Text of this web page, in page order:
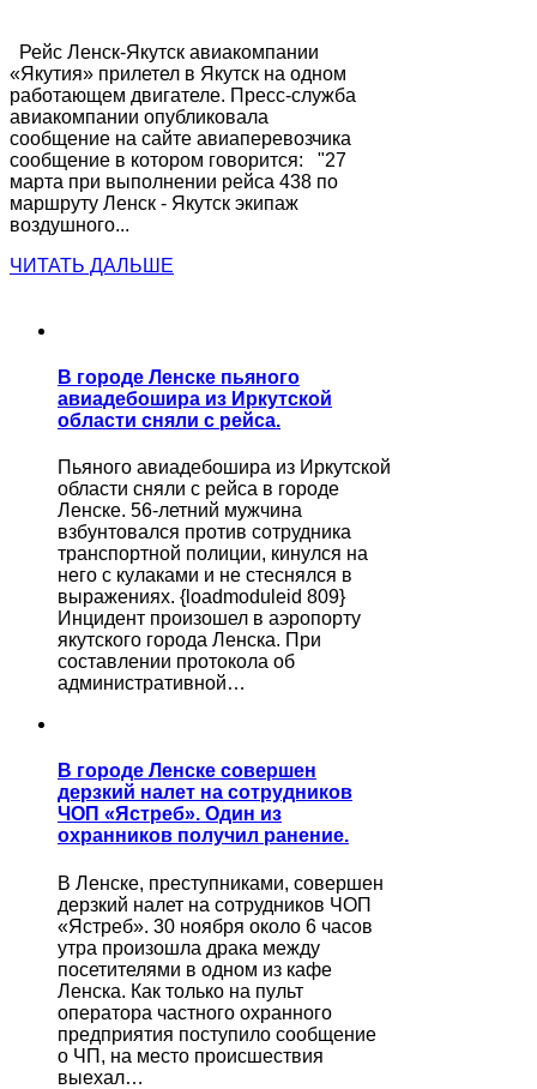
Рейс Ленск-Якутск авиакомпании
«Якутия» прилетел в Якутск на одном
работающем двигателе. Пресс-служба
авиакомпании опубликовала
сообщение на сайте авиаперевозчика
сообщение в котором говорится: "27
марта при выполнении рейса 438 по
маршруту Ленск - Якутск экипаж
воздушного...
ЧИТАТЬ ДАЛЬШЕ
В городе Ленске пьяного
авиадебошира из Иркутской
области сняли с рейса.
Пьяного авиадебошира из Иркутской
области сняли с рейса в городе
Ленске. 56-летний мужчина
взбунтовался против сотрудника
транспортной полиции, кинулся на
него с кулаками и не стеснялся в
выражениях. {loadmoduleid 809}
Инцидент произошел в аэропорту
якутского города Ленска. При
составлении протокола об
административной…
В городе Ленске совершен
дерзкий налет на сотрудников
ЧОП «Ястреб». Один из
охранников получил ранение.
В Ленске, преступниками, совершен
дерзкий налет на сотрудников ЧОП
«Ястреб». 30 ноября около 6 часов
утра произошла драка между
посетителями в одном из кафе
Ленска. Как только на пульт
оператора частного охранного
предприятия поступило сообщение
о ЧП, на место происшествия
выехал…